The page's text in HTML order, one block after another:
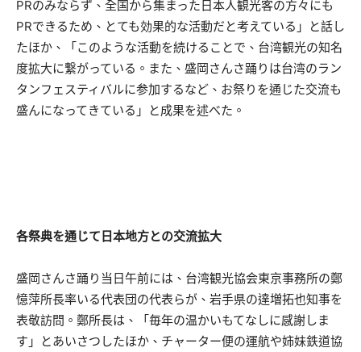
PRのみならず、全国から集まった日本人観光客の方々にも
PRできるため、とても効果的な活動だと考えている」と話し
たほか、「このような活動を続けることで、台湾観光の知名
度拡大に繋がっている。また、盛岡さんさ踊りは台湾のラン
タンフェスティバルに参加するなど、お祭りを通じた交流も
盛んになってきている」と成果を述べた。
各祭典を通じて日本地方との交流拡大
盛岡さんさ踊り当日午前には、台湾観光協会東京事務所の鄭
憶萍所長率いる代表団の代表らが、岩手県の達増拓也知事を
表敬訪問。鄭所長は、「毎年の温かいもてなしに感謝しま
す」とあいさつしたほか、チャーター便の運航や姉妹鉄道協